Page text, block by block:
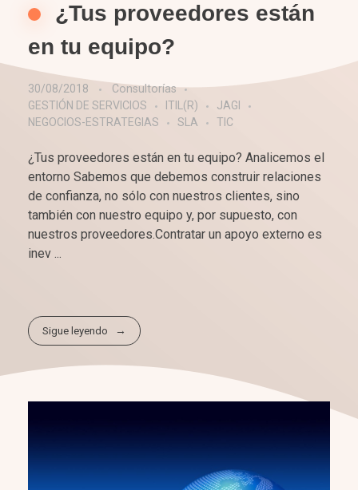
¿Tus proveedores están
en tu equipo?
30/08/2018
Consultorías
GESTIÓN DE SERVICIOS
ITIL(R)
JAGI
NEGOCIOS-ESTRATEGIAS
SLA TIC
¿Tus proveedores están en tu equipo? Analicemos el
entorno Sabemos que debemos construir relaciones
de confianza, no sólo con nuestros clientes, sino
también con nuestro equipo y, por supuesto, con
nuestros proveedores.Contratar un apoyo externo es
inev ...
Sigue leyendo